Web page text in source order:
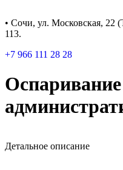
• Сочи, ул. Московская, 22
113.
+7 966 111 28 28
Оспаривание
Детальное описание